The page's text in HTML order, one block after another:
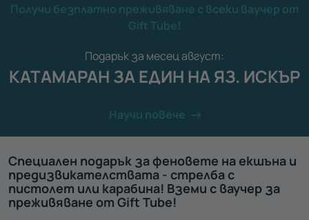
Получи безплатно преживяване с всеки ваучер от
Gift Tube!
Подарък за месец август:
КАТАМАРАН ЗА ЕДИН НА ЯЗ. ИСКЪР
Научи повече
Специален подарък за феновете на екшъна и
предизвикателствата - стрелба с
пистолет или карабина! Вземи с ваучер за
преживяване от Gift Tube!